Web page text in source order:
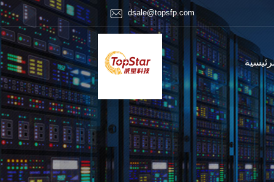
dsale@topsfp.com